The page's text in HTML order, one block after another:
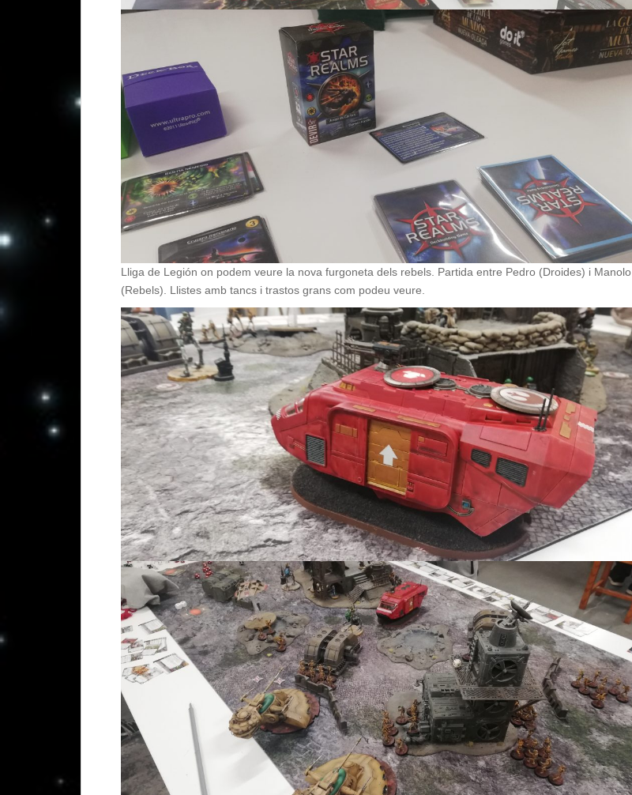
Lliga de Legión on podem veure la nova furgoneta dels rebels. Partida entre Pedro (Droides) i Manolo
(Rebels). Llistes amb tancs i trastos grans com podeu veure.